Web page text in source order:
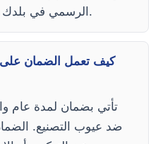
50) أو عبر موقع Kalstein الرسمي في بلدك.
كيف تعمل الضمان على
ضد عيوب التصنيع.